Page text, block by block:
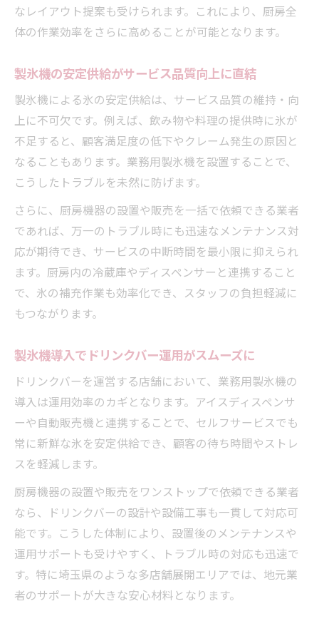
なレイアウト提案も受けられます。これにより、厨房全
体の作業効率をさらに高めることが可能となります。
製氷機の安定供給がサービス品質向上に直結
製氷機による氷の安定供給は、サービス品質の維持・向
上に不可欠です。例えば、飲み物や料理の提供時に氷が
不足すると、顧客満足度の低下やクレーム発生の原因と
なることもあります。業務用製氷機を設置することで、
こうしたトラブルを未然に防げます。
さらに、厨房機器の設置や販売を一括で依頼できる業者
であれば、万一のトラブル時にも迅速なメンテナンス対
応が期待でき、サービスの中断時間を最小限に抑えられ
ます。厨房内の冷蔵庫やディスペンサーと連携すること
で、氷の補充作業も効率化でき、スタッフの負担軽減に
もつながります。
製氷機導入でドリンクバー運用がスムーズに
ドリンクバーを運営する店舗において、業務用製氷機の
導入は運用効率のカギとなります。アイスディスペンサ
ーや自動販売機と連携することで、セルフサービスでも
常に新鮮な氷を安定供給でき、顧客の待ち時間やストレ
スを軽減します。
厨房機器の設置や販売をワンストップで依頼できる業者
なら、ドリンクバーの設計や設備工事も一貫して対応可
能です。こうした体制により、設置後のメンテナンスや
運用サポートも受けやすく、トラブル時の対応も迅速で
す。特に埼玉県のような多店舗展開エリアでは、地元業
者のサポートが大きな安心材料となります。